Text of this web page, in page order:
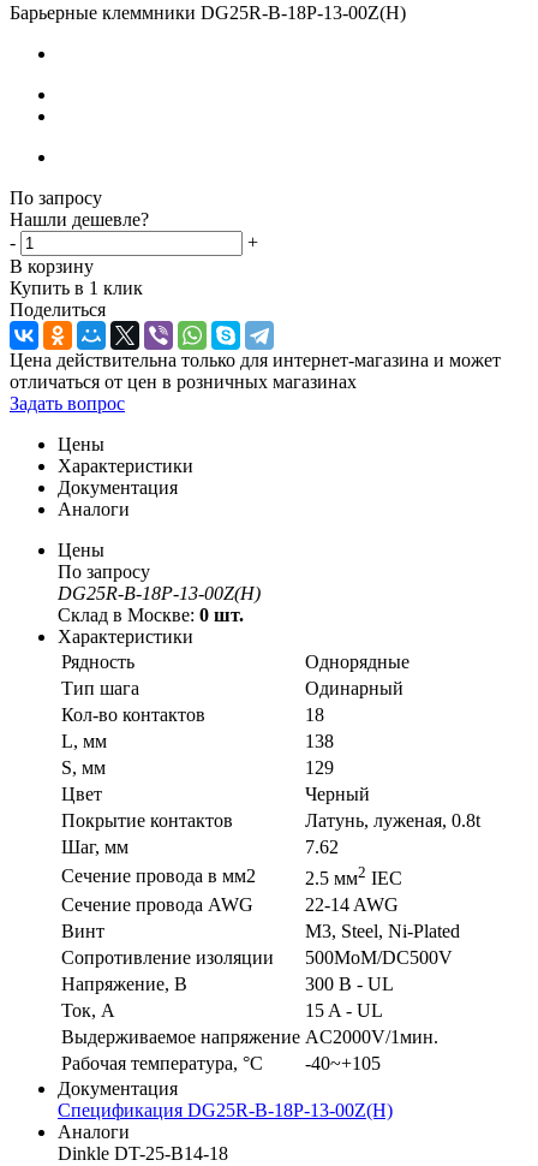
Барьерные клеммники DG25R-B-18P-13-00Z(H)
По запросу
Нашли дешевле?
-
+
В корзину
Купить в 1 клик
Поделиться
Цена действительна только для интернет-магазина и может
отличаться от цен в розничных магазинах
Задать вопрос
Цены
Характеристики
Документация
Аналоги
Цены
По запросу
DG25R-B-18P-13-00Z(H)
Склад в Москве: 0 шт.
Характеристики
Рядность
Однорядные
Тип шага
Одинарный
Кол-во контактов
18
L, мм
138
S, мм
129
Цвет
Черный
Покрытие контактов
Латунь, луженая, 0.8t
Шаг, мм
7.62
Сечение провода в мм2
2.5 мм2 IEC
Сечение провода AWG
22-14 AWG
Винт
M3, Steel, Ni-Plated
Сопротивление изоляции
500MoM/DC500V
Напряжение, В
300 В - UL
Ток, А
15 A - UL
Выдерживаемое напряжение AC2000V/1мин.
Рабочая температура, °C
-40~+105
Документация
Спецификация DG25R-B-18P-13-00Z(H)
Аналоги
Dinkle DT-25-B14-18